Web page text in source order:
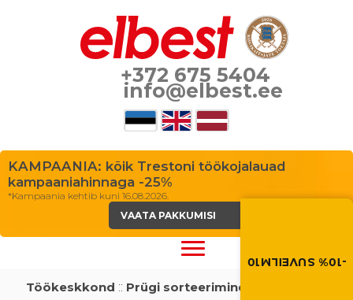
Suvi toob
-10% SUVEILM10
+372 675 5404
info@elbest.ee
KAMPAANIA: kõik Trestoni töökojalauad
kampaaniahinnaga -25%
*Kampaania kehtib kuni 16.08.2026.
VAATA PAKKUMISI
Töökeskkond :: Prügi sorteerimine